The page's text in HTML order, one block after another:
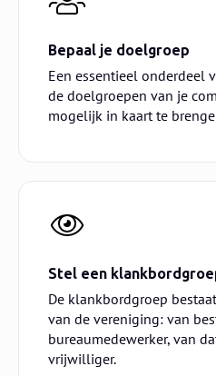
Bepaal je doelgroep
Een essentieel onderdeel
de doelgroepen van je
mogelijk in kaart te
Stel een
De klankbordgroep
van de vereniging: van
bureaumedewerker, van
vrijwilliger.